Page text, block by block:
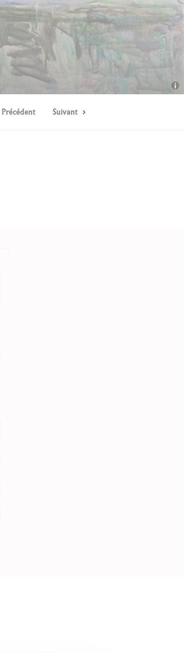
Suivant
Précédent